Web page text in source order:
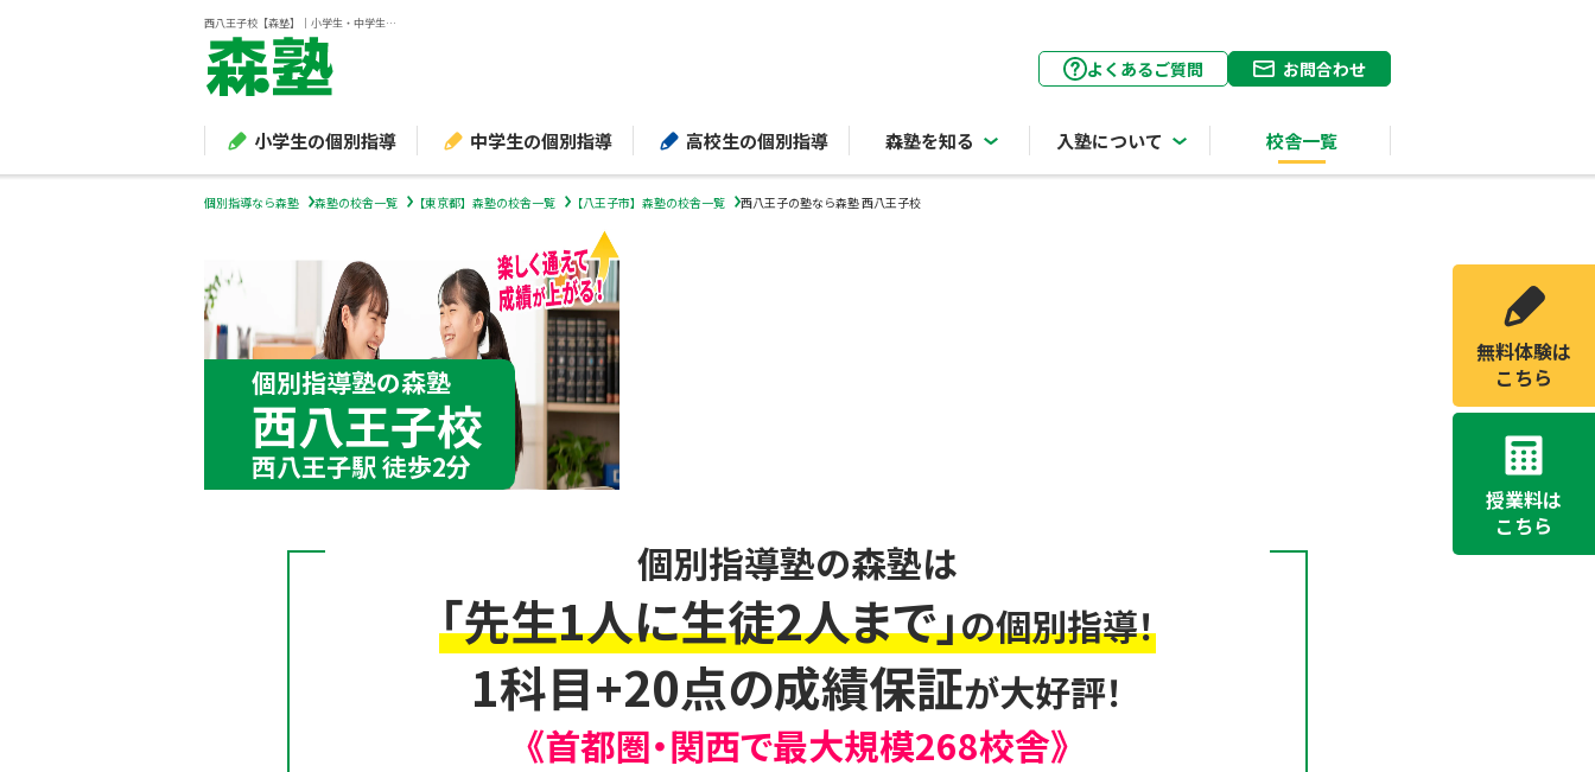
西八王子校【森塾】｜小学生・中学生・高校生の個別指導塾・学習塾
小学生の個別指導 中学生の個別指導 高校生の個別指導 森塾を知る 入塾について 校舎一覧
よくあるご質問 お問合わせ
個別指導なら森塾 森塾の校舎一覧 【東京都】森塾の校舎一覧 【八王子市】森塾の校舎一覧 西八王子の塾なら森塾 西八王子校
個別指導塾の森塾
西八王子校
西八王子駅 徒歩2分
個別指導塾の森塾は
「先生1人に生徒2人まで」の個別指導！
1科目+20点の成績保証が大好評！
《首都圏・関西で最大規模268校舎》
無料体験は
こちら
授業料は
こちら